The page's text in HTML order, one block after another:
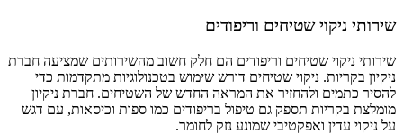
שירותי ניקוי שטיחים וריפודים
שירותי ניקוי שטיחים וריפודים הם חלק חשוב מהשירותים שמציעה חברת
ניקיון בקריות. ניקוי שטיחים דורש שימוש בטכנולוגיות מתקדמות כדי
להסיר כתמים ולהחזיר את המראה החדש של השטיחים. חברת ניקיון
מומלצת בקריות תספק גם טיפול בריפודים כמו ספות וכיסאות, עם דגש
על ניקוי עדין ואפקטיבי שמונע נזק לחומר.